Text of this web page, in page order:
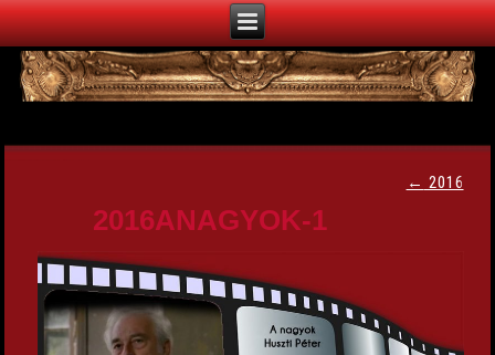
← 2016
2016ANAGYOK-1